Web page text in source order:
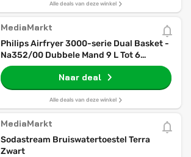
Alle deals van deze winkel
MediaMarkt
Philips Airfryer 3000-serie Dual Basket -
Na352/00 Dubbele Mand 9 L Tot 6
Personen Heteluchtfriteuse Zwart
Naar deal
Alle deals van deze winkel
MediaMarkt
Sodastream Bruiswatertoestel Terra
Zwart